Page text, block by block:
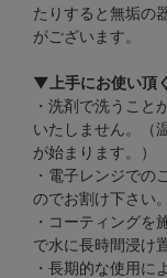
たりすると無垢の
がございます。
▼上手にお使い頂
・洗剤で洗うこと
いたしません。（
が始まります。）
・電子レンジでの
のでお割け下さい。
・コーティングを
で水に長時間浸け
・長期的な使用に